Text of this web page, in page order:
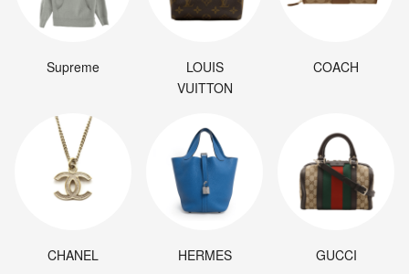
Supreme
LOUIS
VUITTON
COACH
CHANEL HERMES GUCCI